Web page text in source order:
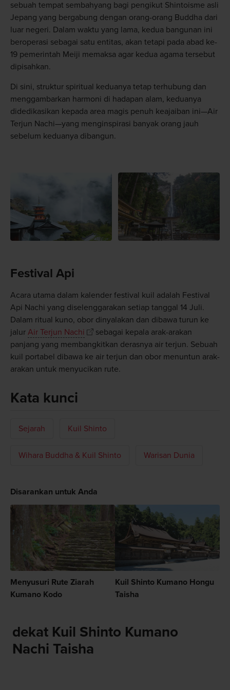
sebuah tempat sembahyang bagi pengikut Shintoisme asli
Jepang yang bergabung dengan orang-orang Buddha dari
luar negeri. Dalam waktu yang lama, kedua bangunan ini
beroperasi sebagai satu entitas, akan tetapi pada abad ke-
19 pemerintah Meiji memaksa agar kedua agama tersebut
dipisahkan.
Di sini, struktur spiritual keduanya tetap terhubung dan
menggambarkan harmoni di hadapan alam, keduanya
didedikasikan kepada area magis penuh keajaiban ini—Air
Terjun Nachi—yang menginspirasi banyak orang jauh
sebelum keduanya dibangun.
Festival Api
Acara utama dalam kalender festival kuil adalah Festival
Api Nachi yang diselenggarakan setiap tanggal 14 Juli.
Dalam ritual kuno, obor dinyalakan dan dibawa turun ke
jalur Air Terjun Nachi
sebagai kepala arak-arakan
panjang yang membangkitkan derasnya air terjun. Sebuah
kuil portabel dibawa ke air terjun dan obor menuntun arak-
arakan untuk menyucikan rute.
Kata kunci
Sejarah Kuil Shinto
Wihara Buddha & Kuil Shinto Warisan Dunia
Disarankan untuk Anda
Menyusuri Rute Ziarah
Kumano Kodo
Kuil Shinto Kumano Hongu
Taisha
dekat Kuil Shinto Kumano
Nachi Taisha